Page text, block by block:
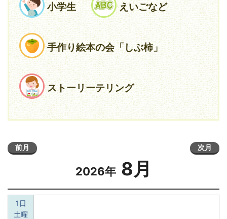
小学生 えいごなど
手作り絵本の会「しぶ柿」
ストーリーテリング
前月 次月
2026年 8月
1日
土曜